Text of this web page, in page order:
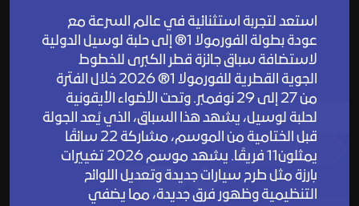
استعد لتجربة استثنائية في عالم السرعة مع
عودة بطولة الفورمولا 1® إلى حلبة لوسيل الدولية
لاستضافة سباق جائزة قطر الكبرى للخطوط
الجوية القطرية للفورمولا 1® 2026 خلال الفترة
من 27 إلى 29 نوفمبر. وتحت الأضواء الأيقونية
لحلبة لوسيل، يشهد هذا السباق، الذي يُعد الجولة
قبل الختامية من الموسم، مشاركة 22 سائقًا
يمثلون11 فريقًا. يشهد موسم 2026 تغييرات
بارزة مثل طرح سيارات جديدة وتعديل اللوائح
التنظيمية وظهور فرق جديدة، مما يضفي
Lusail Circuit